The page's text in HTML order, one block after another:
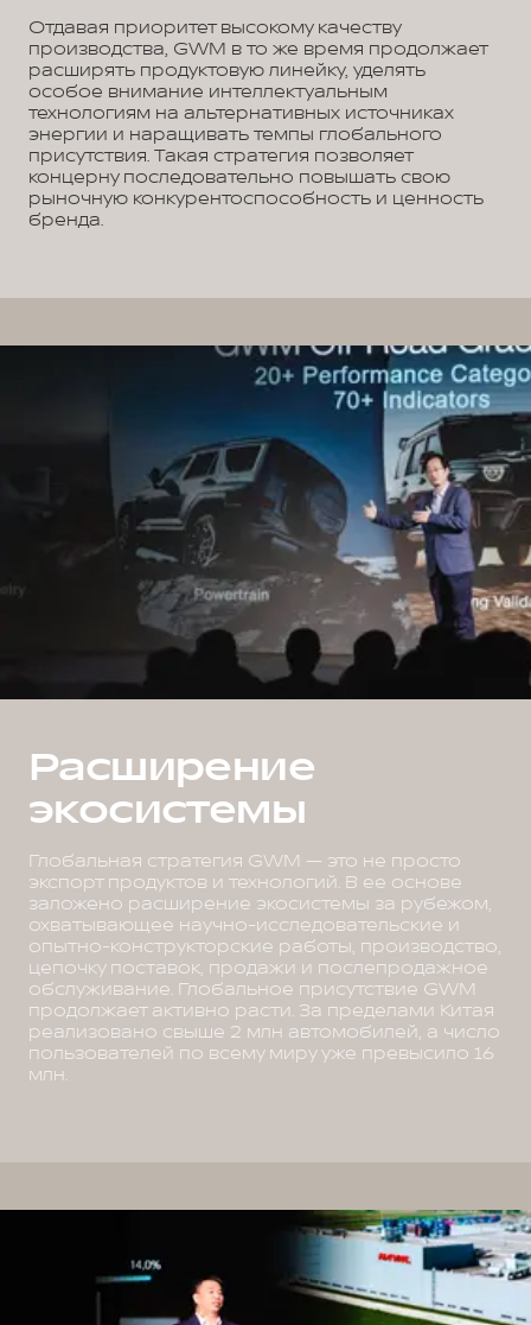
Отдавая приоритет высокому качеству
производства, GWM в то же время продолжает
расширять продуктовую линейку, уделять
особое внимание интеллектуальным
технологиям на альтернативных источниках
энергии и наращивать темпы глобального
присутствия. Такая стратегия позволяет
концерну последовательно повышать свою
рыночную конкурентоспособность и ценность
бренда.
Расширение
экосистемы
Глобальная стратегия GWM — это не просто
экспорт продуктов и технологий. В ее основе
заложено расширение экосистемы за рубежом,
охватывающее научно-исследовательские и
опытно-конструкторские работы, производство,
цепочку поставок, продажи и послепродажное
обслуживание. Глобальное присутствие GWM
продолжает активно расти. За пределами Китая
реализовано свыше 2 млн автомобилей, а число
пользователей по всему миру уже превысило 16
млн.